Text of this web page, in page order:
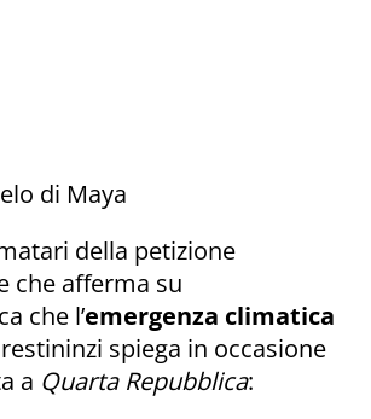
di Maya
della petizione
che afferma su
che l’emergenza climatica
spiega in occasione
a Quarta Repubblica: